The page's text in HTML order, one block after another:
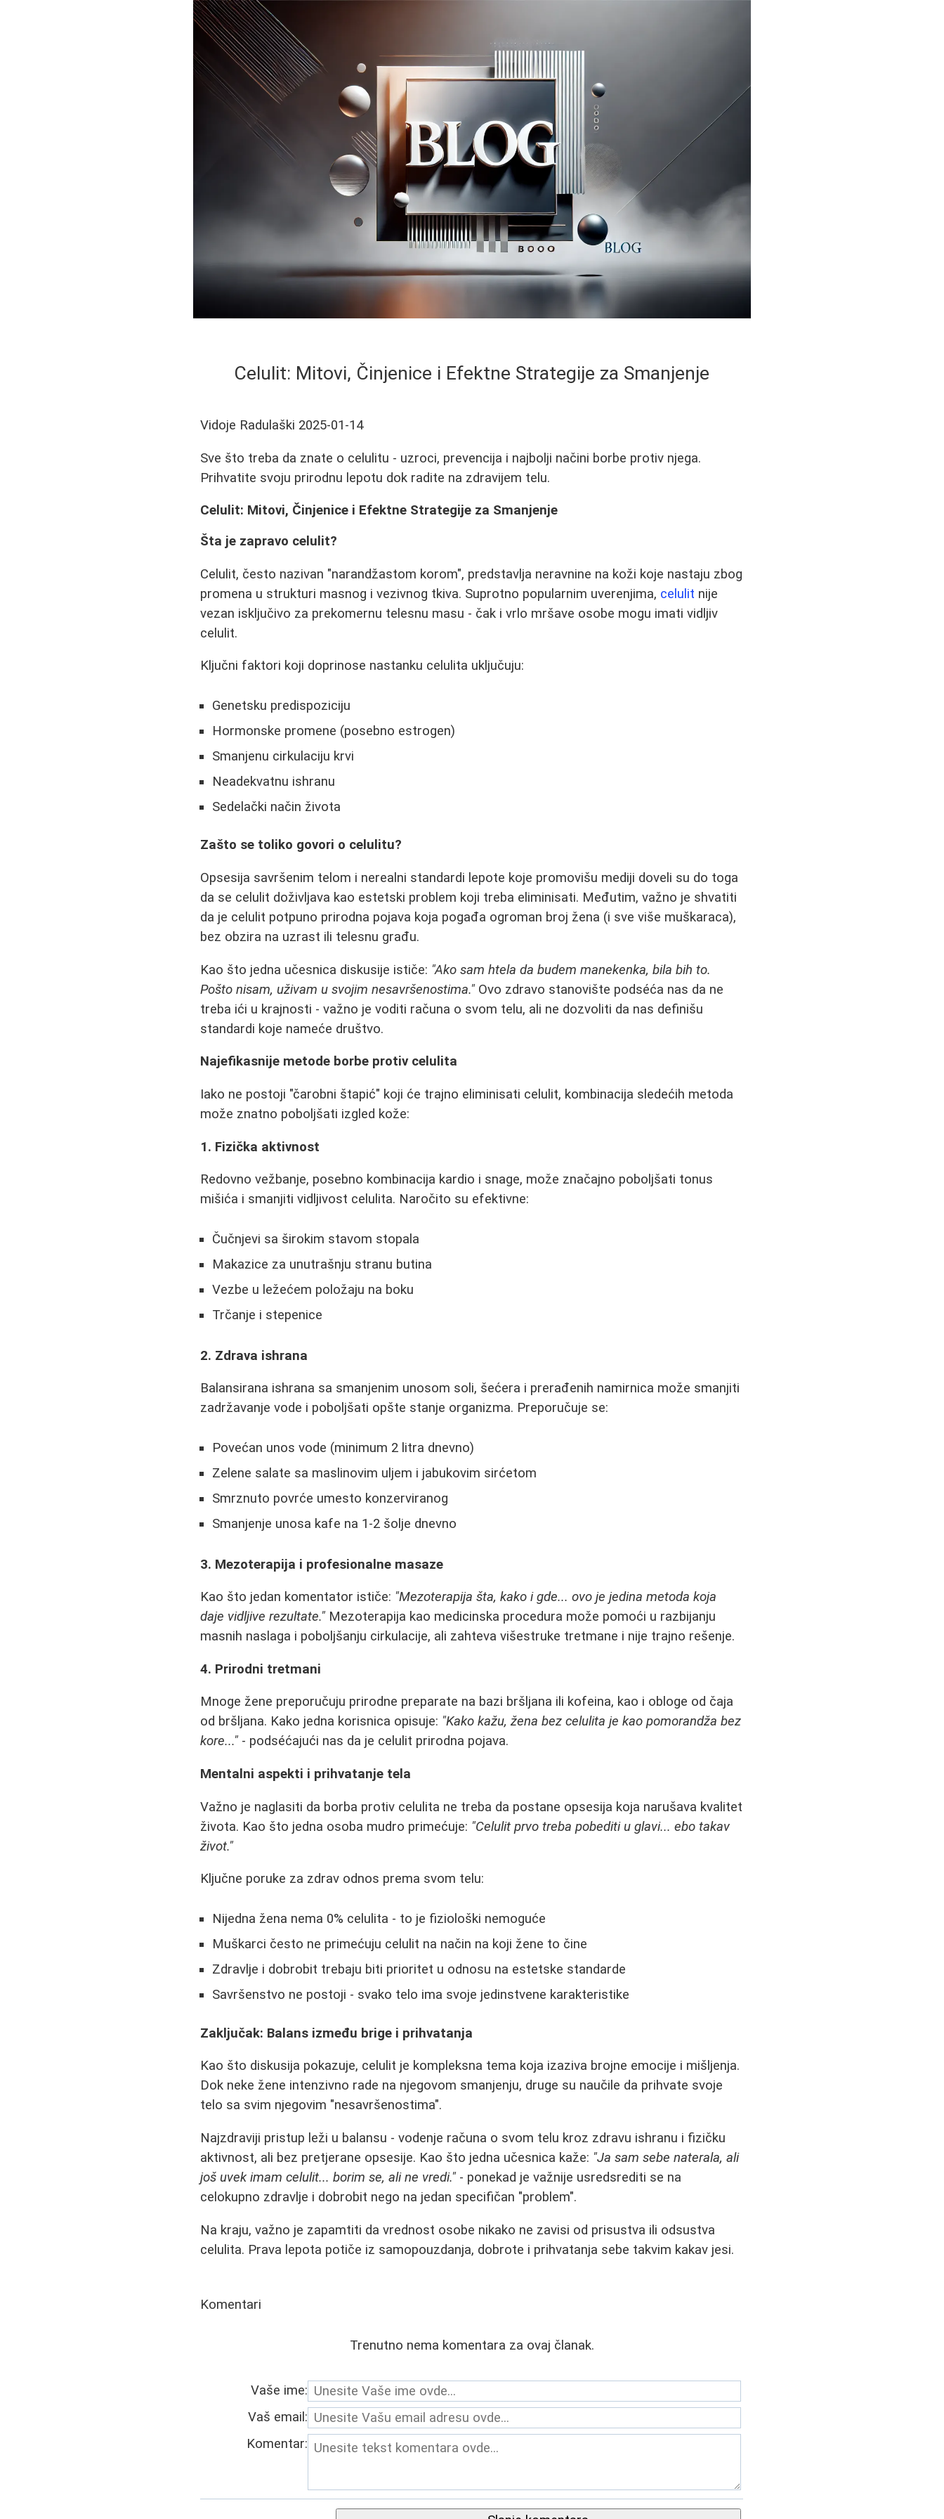
Celulit: Mitovi, Činjenice i Efektne Strategije za Smanjenje
Vidoje Radulaški 2025-01-14
Sve što treba da znate o celulitu - uzroci, prevencija i najbolji načini borbe protiv njega.
Prihvatite svoju prirodnu lepotu dok radite na zdravijem telu.
Celulit: Mitovi, Činjenice i Efektne Strategije za Smanjenje
Šta je zapravo celulit?
Celulit, često nazivan "narandžastom korom", predstavlja neravnine na koži koje nastaju zbog
promena u strukturi masnog i vezivnog tkiva. Suprotno popularnim uverenjima, celulit nije
vezan isključivo za prekomernu telesnu masu - čak i vrlo mršave osobe mogu imati vidljiv
celulit.
Ključni faktori koji doprinose nastanku celulita uključuju:
Genetsku predispoziciju
Hormonske promene (posebno estrogen)
Smanjenu cirkulaciju krvi
Neadekvatnu ishranu
Sedelački način života
Zašto se toliko govori o celulitu?
Opsesija savršenim telom i nerealni standardi lepote koje promovišu mediji doveli su do toga
da se celulit doživljava kao estetski problem koji treba eliminisati. Međutim, važno je shvatiti
da je celulit potpuno prirodna pojava koja pogađa ogroman broj žena (i sve više muškaraca),
bez obzira na uzrast ili telesnu građu.
Kao što jedna učesnica diskusije ističe: "Ako sam htela da budem manekenka, bila bih to.
Pošto nisam, uživam u svojim nesavršenostima." Ovo zdravo stanovište podséća nas da ne
treba ići u krajnosti - važno je voditi računa o svom telu, ali ne dozvoliti da nas definišu
standardi koje nameće društvo.
Najefikasnije metode borbe protiv celulita
Iako ne postoji "čarobni štapić" koji će trajno eliminisati celulit, kombinacija sledećih metoda
može znatno poboljšati izgled kože:
1. Fizička aktivnost
Redovno vežbanje, posebno kombinacija kardio i snage, može značajno poboljšati tonus
mišića i smanjiti vidljivost celulita. Naročito su efektivne:
Čučnjevi sa širokim stavom stopala
Makazice za unutrašnju stranu butina
Vezbe u ležećem položaju na boku
Trčanje i stepenice
2. Zdrava ishrana
Balansirana ishrana sa smanjenim unosom soli, šećera i prerađenih namirnica može smanjiti
zadržavanje vode i poboljšati opšte stanje organizma. Preporučuje se:
Povećan unos vode (minimum 2 litra dnevno)
Zelene salate sa maslinovim uljem i jabukovim sirćetom
Smrznuto povrće umesto konzerviranog
Smanjenje unosa kafe na 1-2 šolje dnevno
3. Mezoterapija i profesionalne masaze
Kao što jedan komentator ističe: "Mezoterapija šta, kako i gde... ovo je jedina metoda koja
daje vidljive rezultate." Mezoterapija kao medicinska procedura može pomoći u razbijanju
masnih naslaga i poboljšanju cirkulacije, ali zahteva višestruke tretmane i nije trajno rešenje.
4. Prirodni tretmani
Mnoge žene preporučuju prirodne preparate na bazi bršljana ili kofeina, kao i obloge od čaja
od bršljana. Kako jedna korisnica opisuje: "Kako kažu, žena bez celulita je kao pomorandža bez
kore..." - podséćajući nas da je celulit prirodna pojava.
Mentalni aspekti i prihvatanje tela
Važno je naglasiti da borba protiv celulita ne treba da postane opsesija koja narušava kvalitet
života. Kao što jedna osoba mudro primećuje: "Celulit prvo treba pobediti u glavi... ebo takav
život."
Ključne poruke za zdrav odnos prema svom telu:
Nijedna žena nema 0% celulita - to je fiziološki nemoguće
Muškarci često ne primećuju celulit na način na koji žene to čine
Zdravlje i dobrobit trebaju biti prioritet u odnosu na estetske standarde
Savršenstvo ne postoji - svako telo ima svoje jedinstvene karakteristike
Zaključak: Balans između brige i prihvatanja
Kao što diskusija pokazuje, celulit je kompleksna tema koja izaziva brojne emocije i mišljenja.
Dok neke žene intenzivno rade na njegovom smanjenju, druge su naučile da prihvate svoje
telo sa svim njegovim "nesavršenostima".
Najzdraviji pristup leži u balansu - vodenje računa o svom telu kroz zdravu ishranu i fizičku
aktivnost, ali bez pretjerane opsesije. Kao što jedna učesnica kaže: "Ja sam sebe naterala, ali
još uvek imam celulit... borim se, ali ne vredi." - ponekad je važnije usredsrediti se na
celokupno zdravlje i dobrobit nego na jedan specifičan "problem".
Na kraju, važno je zapamtiti da vrednost osobe nikako ne zavisi od prisustva ili odsustva
celulita. Prava lepota potiče iz samopouzdanja, dobrote i prihvatanja sebe takvim kakav jesi.
Komentari
Trenutno nema komentara za ovaj članak.
Vaše ime:
Vaš email:
Komentar: